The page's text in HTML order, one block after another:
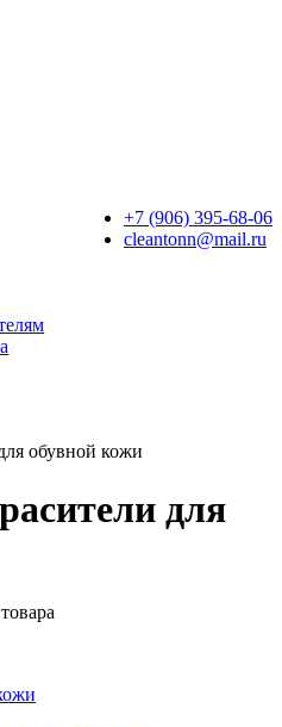
+7 (906) 395-68-06
cleantonn@mail.ru
обувной кожи
для